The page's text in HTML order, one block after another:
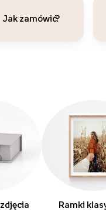
Jak zamówić?
Ramki